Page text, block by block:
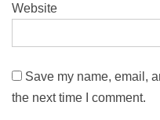
Website
Save my name, email,
the next time I comment.